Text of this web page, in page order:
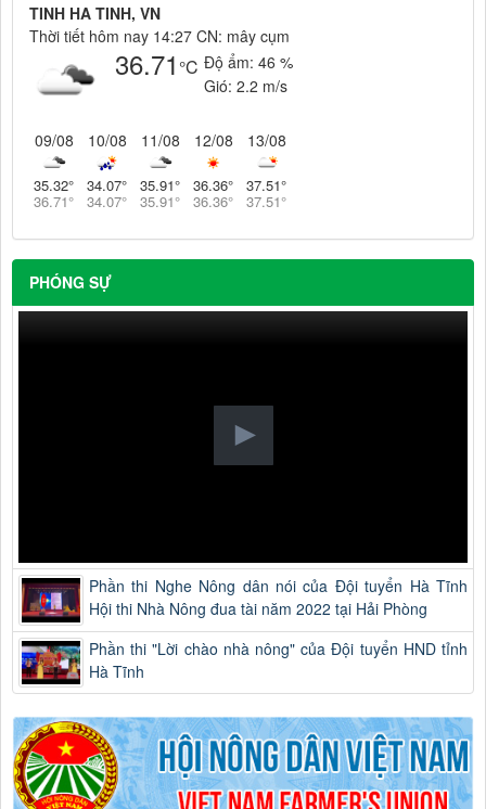
TINH HA TINH, VN
Thời tiết hôm nay 14:27 CN: mây cụm
36.71 °C Độ ẩm: 46 %
Gió: 2.2 m/s
09/08
35.32°
36.71°
10/08
34.07°
34.07°
11/08
35.91°
35.91°
12/08
36.36°
36.36°
13/08
37.51°
37.51°
PHÓNG SỰ
Phần thi Nghe Nông dân nói của Đội tuyển Hà Tĩnh
Hội thi Nhà Nông đua tài năm 2022 tại Hải Phòng
Phần thi "Lời chào nhà nông" của Đội tuyển HND tỉnh
Hà Tĩnh